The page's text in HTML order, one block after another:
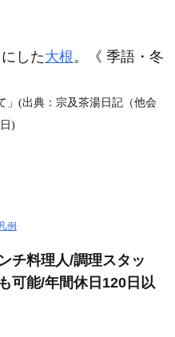
した大根。《 季語・冬
」(出典：宗及茶湯日記（他会
)
例
チ料理人/調理スタッ
可能/年間休日120日以